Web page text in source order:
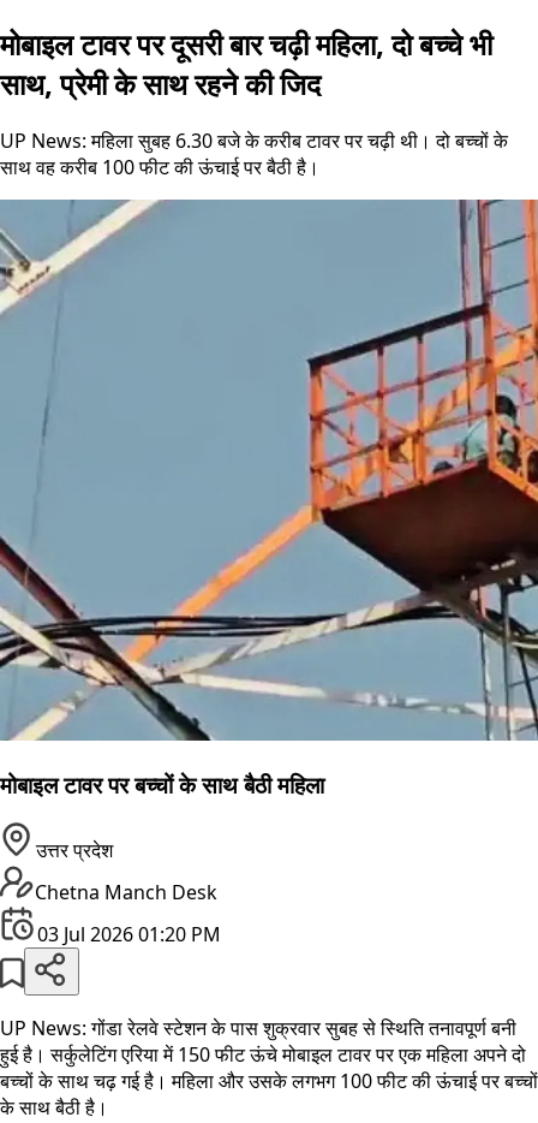
मोबाइल टावर पर दूसरी बार चढ़ी महिला, दो बच्चे भी
साथ, प्रेमी के साथ रहने की जिद
UP News: महिला सुबह 6.30 बजे के करीब टावर पर चढ़ी थी। दो बच्चों के
साथ वह करीब 100 फीट की ऊंचाई पर बैठी है।
मोबाइल टावर पर बच्चों के साथ बैठी महिला
उत्तर प्रदेश
Chetna Manch Desk
03 Jul 2026 01:20 PM
UP News: गोंडा रेलवे स्टेशन के पास शुक्रवार सुबह से स्थिति तनावपूर्ण बनी
हुई है। सर्कुलेटिंग एरिया में 150 फीट ऊंचे मोबाइल टावर पर एक महिला अपने दो
बच्चों के साथ चढ़ गई है। महिला और उसके लगभग 100 फीट की ऊंचाई पर बच्चों
के साथ बैठी है।